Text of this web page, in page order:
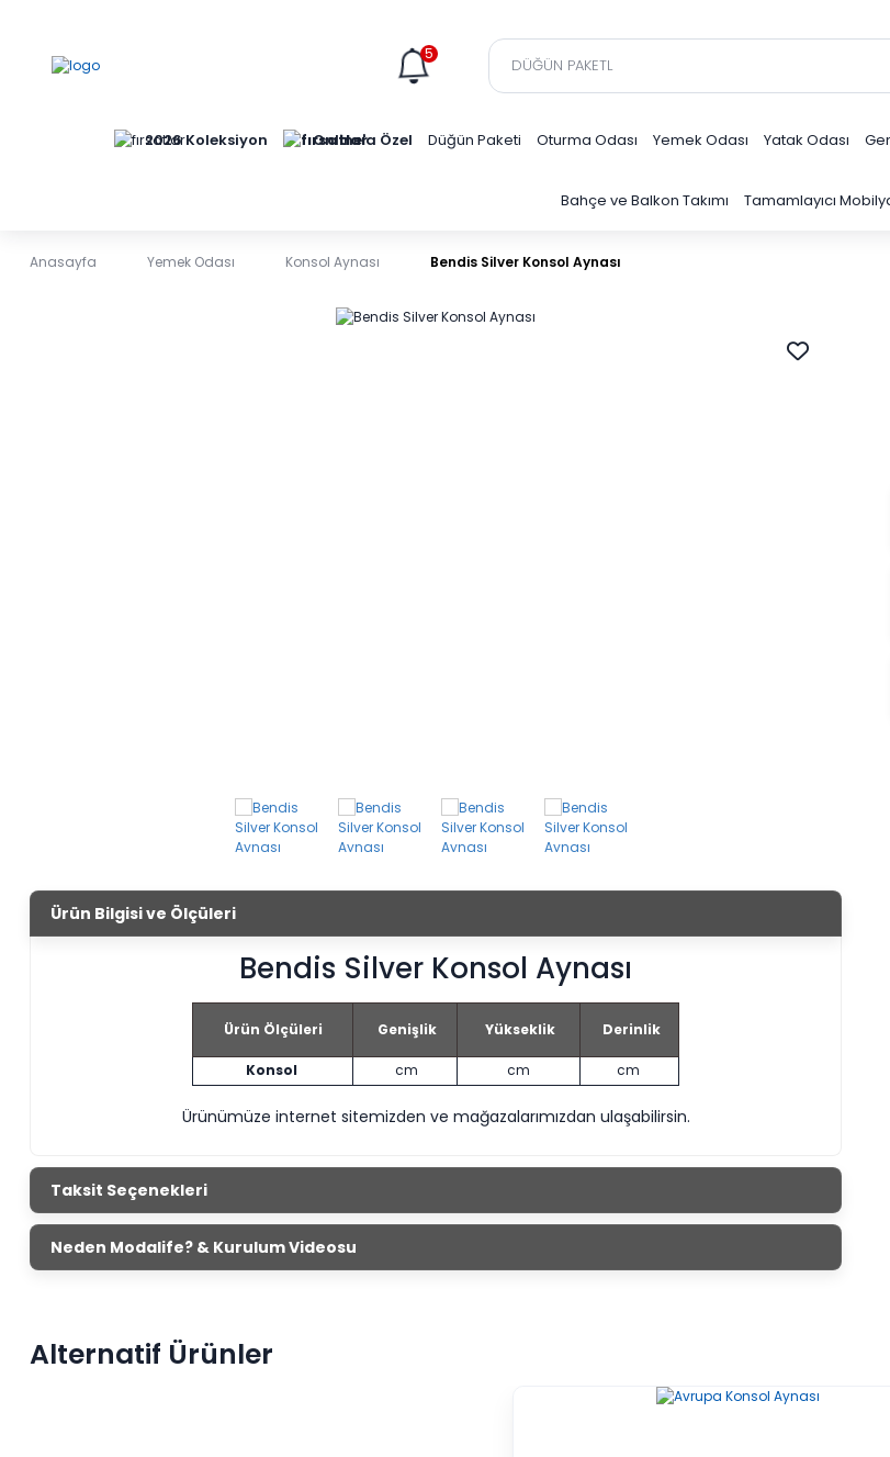
5
2026 Koleksiyon Online'a Özel Düğün Paketi Oturma Odası Yemek Odası Yatak Odası
Bahçe ve Balkon Takımı Tamamlayıcı
Anasayfa Yemek Odası Konsol Aynası Bendis Silver Konsol Aynası
Ürün Bilgisi ve Ölçüleri
Bendis Silver Konsol Aynası
Ürün Ölçüleri Genişlik Yükseklik Derinlik
Konsol cm cm cm
Ürünümüze internet sitemizden ve mağazalarımızdan ulaşabilirsin.
Taksit Seçenekleri
Neden Modalife? & Kurulum Videosu
Alternatif Ürünler